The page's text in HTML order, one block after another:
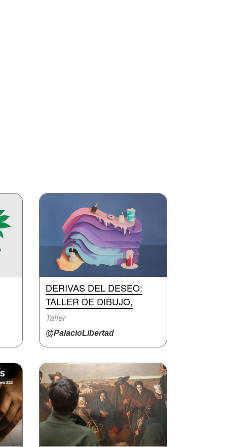
DERIVAS DEL DESEO:
TALLER DE DIBUJO,
Taller
@PalacioLibertad